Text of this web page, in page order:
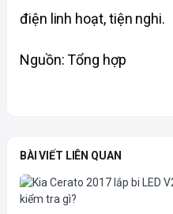
điện linh hoạt, tiện nghi.
Nguồn: Tổng hợp
BÀI VIẾT LIÊN QUAN